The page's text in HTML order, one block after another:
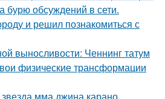
бурю обсуждений в сети.
и решил познакомиться с
выносливости: Ченнинг татум
физические трансформации